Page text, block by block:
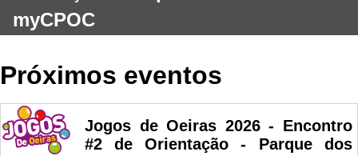
myCPOC
Próximos eventos
Jogos de Oeiras 2026 - Encontro
#2 de Orientação - Parque dos